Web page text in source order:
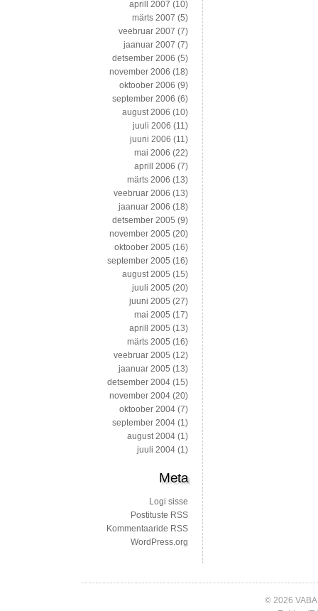
aprill 2007 (10)
märts 2007 (5)
veebruar 2007 (7)
jaanuar 2007 (7)
detsember 2006 (5)
november 2006 (18)
oktoober 2006 (9)
september 2006 (6)
august 2006 (10)
juuli 2006 (11)
juuni 2006 (11)
mai 2006 (22)
aprill 2006 (7)
märts 2006 (13)
veebruar 2006 (13)
jaanuar 2006 (18)
detsember 2005 (9)
november 2005 (20)
oktoober 2005 (16)
september 2005 (16)
august 2005 (15)
juuli 2005 (20)
juuni 2005 (27)
mai 2005 (17)
aprill 2005 (13)
märts 2005 (16)
veebruar 2005 (12)
jaanuar 2005 (13)
detsember 2004 (15)
november 2004 (20)
oktoober 2004 (7)
september 2004 (1)
august 2004 (1)
juuli 2004 (1)
Meta
Logi sisse
Postituste RSS
Kommentaaride RSS
WordPress.org
© 2026